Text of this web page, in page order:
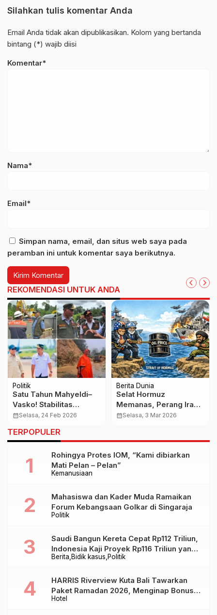
Silahkan tulis komentar Anda
Email Anda tidak akan dipublikasikan. Kolom yang bertanda
bintang (*) wajib diisi
Komentar*
Nama*
Email*
Simpan nama, email, dan situs web saya pada
peramban ini untuk komentar saya berikutnya.
REKOMENDASI UNTUK ANDA
Politik
Satu Tahun Mahyeldi–
Vasko! Stabilitas
Terjaga di Tengah
Bertransformasi
calendar_monthSelasa, 24 Feb 2026
Berita Dunia
Selat Hormuz
Memanas, Perang Iran–
Israel–AS Picu
calendar_monthSelasa, 3 Mar 2026
TERPOPULER
Kemanusiaan
Rohingya Protes IOM, “Kami dibiarkan
Mati Pelan – Pelan”
Politik
Mahasiswa dan Kader Muda Ramaikan
Forum Kebangsaan Golkar di Singaraja
Berita Bidik kasus Politik
Saudi Bangun Kereta Cepat Rp112 Triliun,
Indonesia Kaji Proyek Rp116 Triliun yang
Baru Sampai Bandung
Hotel
HARRIS Riverview Kuta Bali Tawarkan
Paket Ramadan 2026, Menginap Bonus
Takjil hingga Bukber Mulai Rp88.888